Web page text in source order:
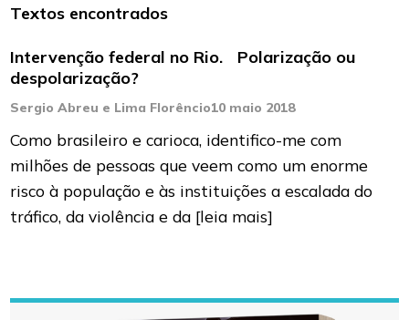
Textos encontrados
Intervenção federal no Rio. Polarização ou
despolarização?
Sergio Abreu e Lima Florêncio10 maio 2018
Como brasileiro e carioca, identifico-me com
milhões de pessoas que veem como um enorme
risco à população e às instituições a escalada do
tráfico, da violência e da [leia mais]